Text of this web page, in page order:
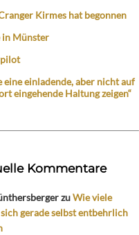
Kirmes hat begonnen
in Münster
eine einladende, aber nicht auf
eingehende Haltung zeigen“
Kommentare
zuWie viele
gerade selbst entbehrlich